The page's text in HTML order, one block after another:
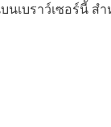
เบราว์เซอร์นี้ ส